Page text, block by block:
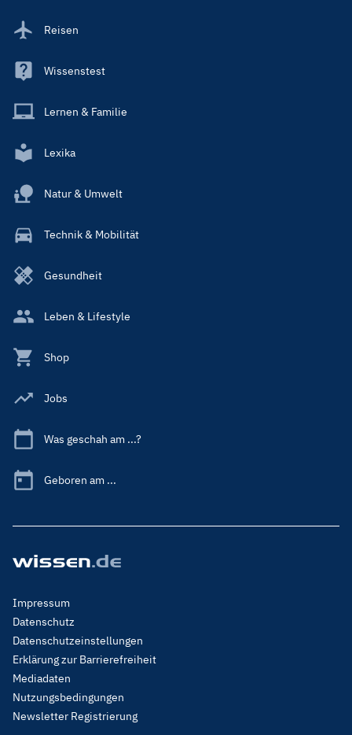
Reisen
Wissenstest
Lernen & Familie
Lexika
Natur & Umwelt
Technik & Mobilität
Gesundheit
Leben & Lifestyle
Shop
Jobs
Was geschah am ...?
Geboren am ...
Footer
Menu
Legal
Impressum
Datenschutz
Datenschutzeinstellungen
Erklärung zur Barrierefreiheit
Mediadaten
Nutzungsbedingungen
Newsletter Registrierung